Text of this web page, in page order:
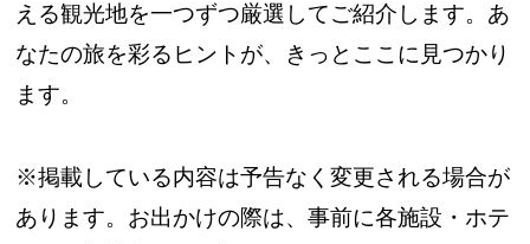
える観光地を一つずつ厳選してご紹介します。あ
なたの旅を彩るヒントが、きっとここに見つかり
ます。
※掲載している内容は予告なく変更される場合が
あります。お出かけの際は、事前に各施設・ホテ